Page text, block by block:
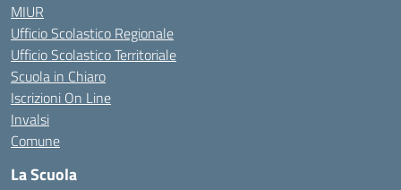
MIUR
Ufficio Scolastico Regionale
Ufficio Scolastico Territoriale
Scuola in Chiaro
Iscrizioni On Line
Invalsi
Comune
La Scuola